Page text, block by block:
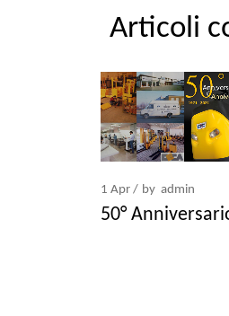
Articoli
1 Apr by admin
50°